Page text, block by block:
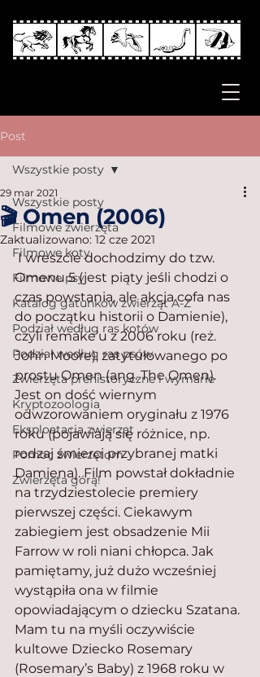
Post
Wszystkie posty
Filmowe zwierzęta
Filmowe koty
Filmowe psy
Katalog gatunków zwierząt A-Z
Podział według ras kotów
Podział według ras psów
Zwierzęta prehistoryczne i wymarłe
Kryptozoologia
Eksploatacja zwierząt
Pomoc zwierzętom
Zwierzęta górą!
Wszystkie posty
🎬 Omen (2006)
29 mar 2021
Zaktualizowano: 12 cze 2021
I wreszcie dochodzimy do tzw.
Omenu 5 (jest piąty jeśli chodzi o
czas powstania, ale akcja cofa nas
do początku historii o Damienie),
czyli remake’u z 2006 roku (reż.
John Moore), zatytułowanego po
prostu Omen (ang. The Omen).
Jest on dość wiernym
odwzorowaniem oryginału z 1976
roku (pojawiają się różnice, np.
rodzaj śmierci przybranej matki
Damiena). Film powstał dokładnie
na trzydziestolecie premiery
pierwszej części. Ciekawym
zabiegiem jest obsadzenie Mii
Farrow w roli niani chłopca. Jak
pamiętamy, już dużo wcześniej
wystąpiła ona w filmie
opowiadającym o dziecku Szatana.
Mam tu na myśli oczywiście
kultowe Dziecko Rosemary
(Rosemary’s Baby) z 1968 roku w